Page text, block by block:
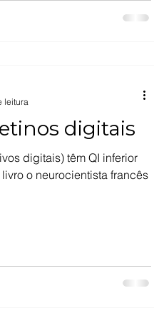
digitais
digitais) têm QI inferior
o neurocientista francês
leitura